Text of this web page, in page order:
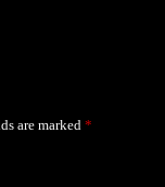
are marked *